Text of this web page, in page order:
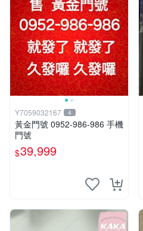
Y7059032167 4
黃金門號 0952-986-986 手機
門號
$39,999